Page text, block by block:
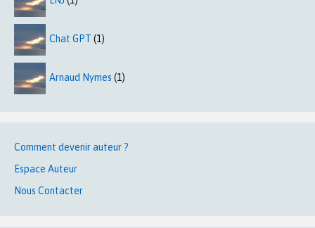
Chat GPT (1)
Arnaud Nymes (1)
Comment devenir auteur ?
Espace Auteur
Nous Contacter